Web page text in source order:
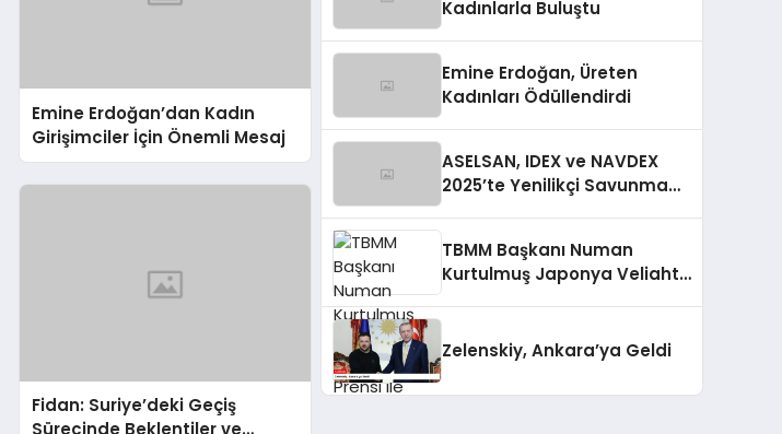
Emine Erdoğan’dan Kadın
Girişimciler İçin Önemli Mesaj
Fidan: Suriye’deki Geçiş
Sürecinde Beklentiler ve
Kadınlarla Buluştu
Emine Erdoğan, Üreten
Kadınları Ödüllendirdi
ASELSAN, IDEX ve NAVDEX
2025’te Yenilikçi Savunma
TBMM Başkanı Numan
Kurtulmuş Japonya Veliaht
Zelenskiy, Ankara’ya Geldi